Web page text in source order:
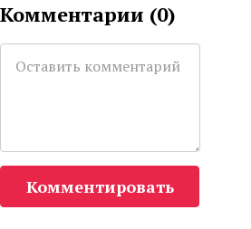
Комментарии (0)
Комментировать